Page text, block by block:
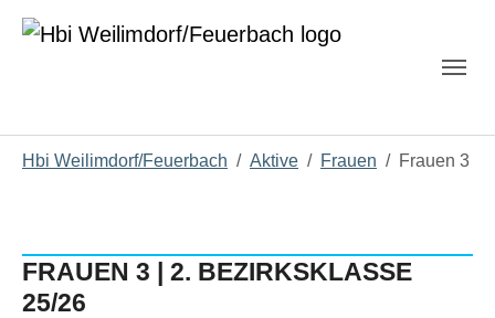
Hbi Weilimdorf/Feuerbach Aktive Frauen Frauen 3
FRAUEN 3 | 2. BEZIRKSKLASSE
25/26